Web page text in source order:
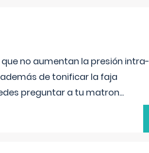
no aumentan la presión intra-
de tonificar la faja
preguntar a tu matron...